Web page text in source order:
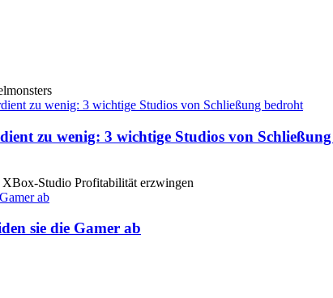
zu wenig: 3 wichtige Studios von
Studio Profitabilität erzwingen
sie die Gamer ab